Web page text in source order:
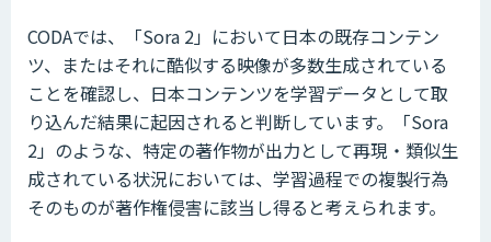
CODAでは、「Sora 2」において日本の既存コンテン
ツ、またはそれに酷似する映像が多数生成されている
ことを確認し、日本コンテンツを学習データとして取
り込んだ結果に起因されると判断しています。「Sora
2」のような、特定の著作物が出力として再現・類似生
成されている状況においては、学習過程での複製行為
そのものが著作権侵害に該当し得ると考えられます。